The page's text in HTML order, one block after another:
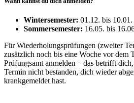
Wintersemester: 01.12. bis 10.01.
Sommersemester: 16.05. bis
Für Wiederholungsprüfungen (zweiter
zusätzlich noch bis eine Woche vor dem
Prüfungsamt anmelden – das betrifft
Termin nicht bestanden, dich wieder
krankgemeldet hast.